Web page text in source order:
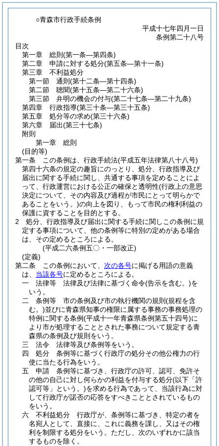
○青森市行政手続条例
平成十七年四月一日
条例第二十八号
目次
第一章
総則 (第一条―第四条)
第二章
申請に対する処分(第五条―第十一条)
第三章
不利益処分
第一節
通則 (第十二条―第十四条)
第二節
聴聞(第十五条―第二十六条)
第三節
弁明の機会の付与(第二十七条―第二十九条)
第四章
行政指導(第三十条―第三十五条)
第五章
処分等の求め(第三十六条)
第六章
届出(第三十七条)
附則
第一章
総則
(目的等)
第一条
この条例は、行政手続法(平成五年法律第八十八号)
第四十六条の規定の趣旨にのっとり、処分、行政指導及び
届出に関する手続に関し、共通する事項を定めることによ
って、行政運営における公正の確保と透明性(行政上の意思
決定について、その内容及び過程が市民にとって明らかで
あることをいう。)の向上を図り、もって市民の権利利益の
保護に資することを目的とする。
2
処分、行政指導及び届出に関する手続に関しこの条例に規
定する事項について、他の条例等に特別の定めがある場合
は、その定めるところによる。
(平成二六条例五〇・一部改正)
(定義)
第二条
この条例において、 次の各号に掲げる用語の意義
は、 当該各号に定めるところによる。
一
法律等 法律及び法律に基づく命令(告示を含む。)を
いう。
二
条例等 市の条例及び市の執行機関の規則 (規程を含
む。)並びに青森県知事の権限に属する事務の事務処理の
特例に関する条例(平成十一年青森県条例第五十四号)に
より市が処理することとされた事務について規定する青
森県の条例及び規則をいう。
三
法令 法律等及び条例等をいう。
四
処分 条例等に基づく行政庁の処分その他公権力の行
使に当たる行為をいう。
五
申請 条例等に基づき、行政庁の許可、認可、免許そ
の他の自己に対し何らかの利益を付与する処分(以下「許
認可等」という。)を求める行為であって、当該行為に対
して行政庁が諾否の応答をすべきこととされているもの
をいう。
六
不利益処分 行政庁が、条例等に基づき、特定の者を
名宛人として、直接に、これに義務を課し、又はその権
利を制限する処分をいう。 ただし、次のいずれかに該当
するものを除く。